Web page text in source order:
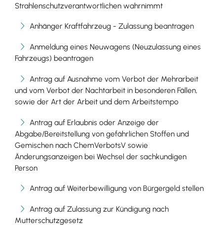
Strahlenschutzverantwortlichen wahrnimmt
Anhänger Kraftfahrzeug - Zulassung beantragen
Anmeldung eines Neuwagens (Neuzulassung eines
Fahrzeugs) beantragen
Antrag auf Ausnahme vom Verbot der Mehrarbeit
und vom Verbot der Nachtarbeit in besonderen Fällen,
sowie der Art der Arbeit und dem Arbeitstempo
Antrag auf Erlaubnis oder Anzeige der
Abgabe/Bereitstellung von gefährlichen Stoffen und
Gemischen nach ChemVerbotsV sowie
Änderungsanzeigen bei Wechsel der sachkundigen
Person
Antrag auf Weiterbewilligung von Bürgergeld stellen
Antrag auf Zulassung zur Kündigung nach
Mutterschutzgesetz